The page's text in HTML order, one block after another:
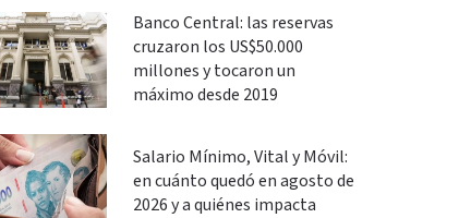
Banco Central: las reservas
cruzaron los US$50.000
millones y tocaron un
máximo desde 2019
Salario Mínimo, Vital y Móvil:
en cuánto quedó en agosto de
2026 y a quiénes impacta